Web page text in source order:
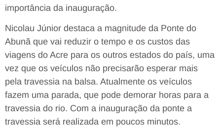
importância da inauguração.
Nicolau Júnior destaca a magnitude da Ponte do
Abunã que vai reduzir o tempo e os custos das
viagens do Acre para os outros estados do país, uma
vez que os veículos não precisarão esperar mais
pela travessia na balsa. Atualmente os veículos
fazem uma parada, que pode demorar horas para a
travessia do rio. Com a inauguração da ponte a
travessia será realizada em poucos minutos.